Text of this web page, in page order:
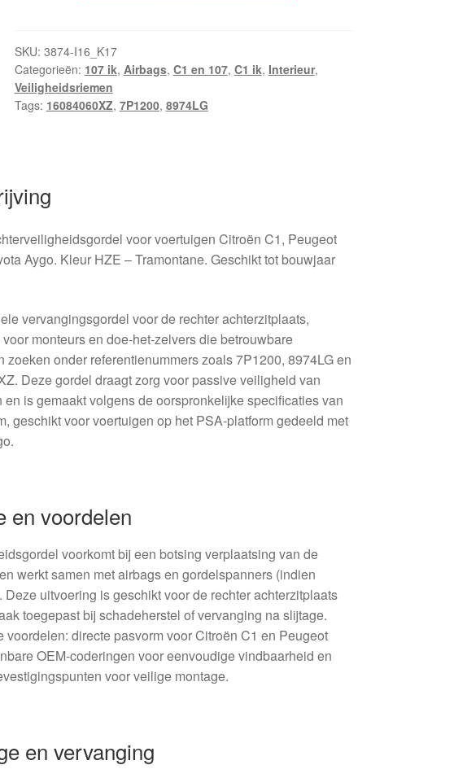
C1
Peugeot
107
7P1200
SKU: 3874-I16_K17
Categorieën: 107 ik, Airbags, C1 en 107, C1 ik, Interieur,
Veiligheidsriemen
Tags: 16084060XZ, 7P1200, 8974LG
voor voertuigen Citroën C1, Peugeot
Aygo. Kleur HZE – Tramontane. Geschikt tot bouwjaar
vervangingsgordel voor de rechter achterzitplaats,
monteurs en doe-het-zelvers die betrouwbare
zoeken onder referentienummers zoals 7P1200, 8974LG en
Deze gordel draagt zorg voor passive veiligheid van
en is gemaakt volgens de oorspronkelijke specificaties van
geschikt voor voertuigen op het PSA-platform gedeeld met
en voordelen
voorkomt bij een botsing verplaatsing van de
werkt samen met airbags en gordelspanners (indien
Deze uitvoering is geschikt voor de rechter achterzitplaats
toegepast bij schadeherstel of vervanging na slijtage.
voordelen: directe pasvorm voor Citroën C1 en Peugeot
OEM-coderingen voor eenvoudige vindbaarheid en
voor veilige montage.
en vervanging